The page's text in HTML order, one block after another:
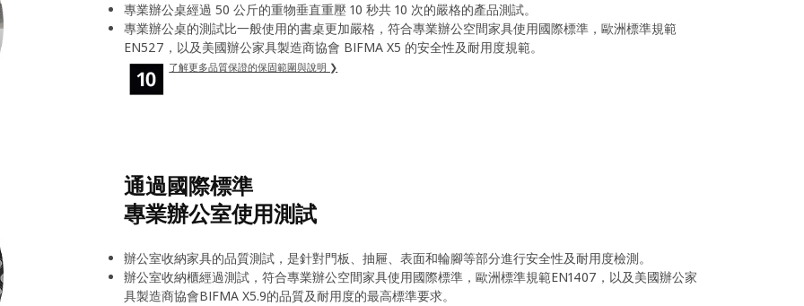
專業辦公桌經過 50 公斤的重物垂直重壓 10 秒共 10 次的嚴格的產品測試。
專業辦公桌的測試比一般使用的書桌更加嚴格，符合專業辦公空間家具使用國際標準，歐洲標準規範
EN527，以及美國辦公家具製造商協會 BIFMA X5 的安全性及耐用度規範。
了解更多品質保證的保固範圍與說明 ❯
通過國際標準
專業辦公室使用測試
辦公室收納家具的品質測試，是針對門板、抽屜、表面和輪腳等部分進行安全性及耐用度檢測。
辦公室收納櫃經過測試，符合專業辦公空間家具使用國際標準，歐洲標準規範EN1407，以及美國辦公家
具製造商協會BIFMA X5.9的品質及耐用度的最高標準要求。